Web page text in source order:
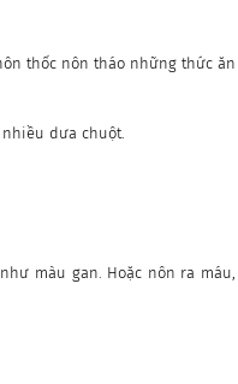
thốc nôn tháo những thức ăn
dưa chuột.
màu gan. Hoặc nôn ra